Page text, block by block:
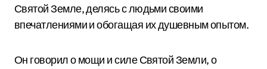
Святой Земле, делясь с людьми своими
впечатлениями и обогащая их душевным опытом.
Он говорил о мощи и силе Святой Земли, о